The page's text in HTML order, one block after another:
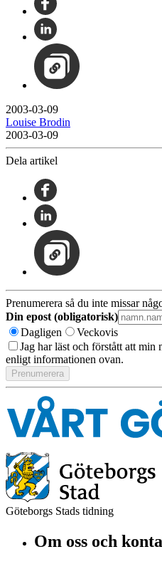
2003-03-09
Louise Brodin
2003-03-09
Dela artikel
Prenumerera så du inte missar
Din epost (obligatorisk)
Dagligen
Veckovis
Jag har läst och förstått att min
enligt informationen ovan.
Göteborgs Stads tidning
Om oss och